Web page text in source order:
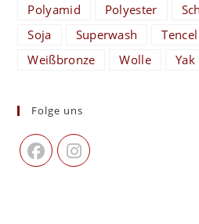
Polyamid
Polyester
Soja
Superwash Tencel
Weißbronze
Wolle Yak
Folge uns